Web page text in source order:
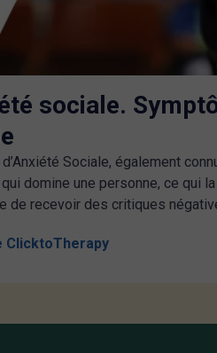
sociale.
d’Anxiété Sociale, également
qui domine une personne, ce qui
de recevoir des critiques
ClicktoTherapy